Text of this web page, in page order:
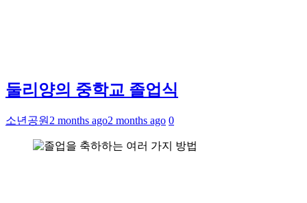
둘리양의 중학교 졸업식
소년공원2 months ago2 months ago 0